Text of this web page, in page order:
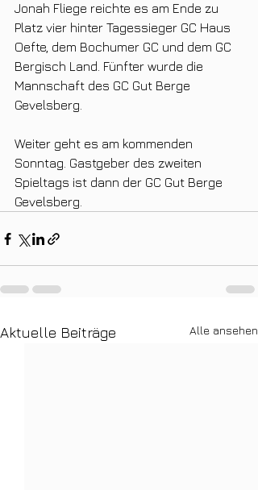
Jonah Fliege reichte es am Ende zu
Platz vier hinter Tagessieger GC Haus
Oefte, dem Bochumer GC und dem GC
Bergisch Land. Fünfter wurde die
Mannschaft des GC Gut Berge
Gevelsberg.
Weiter geht es am kommenden
Sonntag. Gastgeber des zweiten
Spieltags ist dann der GC Gut Berge
Gevelsberg.
Aktuelle Beiträge Alle ansehen